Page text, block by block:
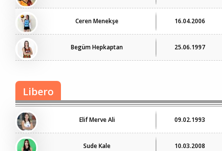
Ceren Menekşe 16.04.2006
Begüm Hepkaptan 25.06.1997
Libero
Elif Merve Ali 09.02.1993
Sude Kale 10.03.2008